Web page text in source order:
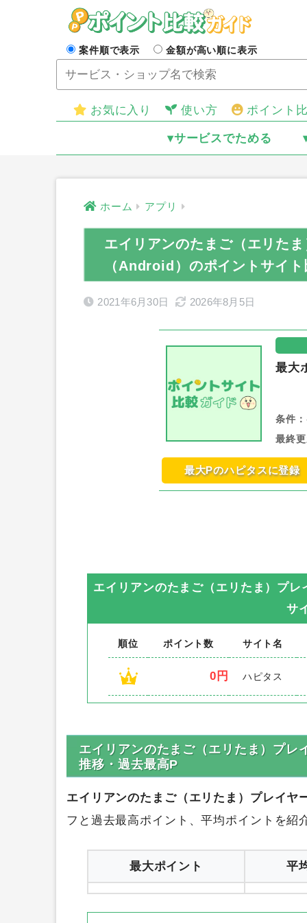
案件順で表示 金額が高い順に表示
お気に入り 使い方 ポイント
▾サービスでためる
ホーム アプリ
エイリアンのたまご（エリた
（Android）のポイントサイト
2021年6月30日 2026年8月5日
最大
条件：
最終
最大Pのハピタスに登録
エイリアンのたまご（エリたま）プ
サ
順位 ポイント数 サイト名
1 0円 ハピタス
エイリアンのたまご（エリたま）プ
推移・過去最高P
エイリアンのたまご（エリたま）プレイ
フと過去最高ポイント、平均ポイントを紹
最大ポイント 平